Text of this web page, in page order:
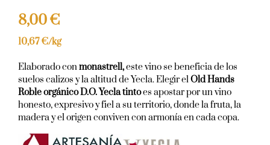
8,00€
10,67€/kg
Elaborado conmonastrell,este vino se beneficia de los
suelos calizos y la altitud de Yecla. Elegir elOld Hands
Roble orgánico D.O. Yecla tintoes apostar por un vino
honesto, expresivo y fiel a su territorio, donde la fruta, la
madera y el origen conviven con armonía en cada copa.